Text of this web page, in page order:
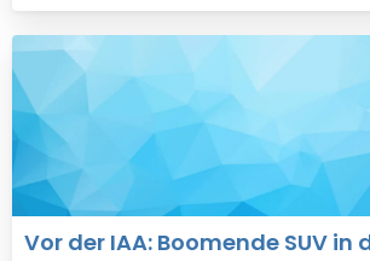
Vor der IAA: Boomende SUV in